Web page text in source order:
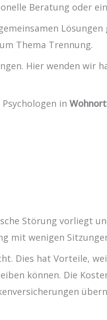
Beratung oder
Lösungen
Thema Trennung.
Hier wenden wir
Psychologen in
Störung vorliegt
mit wenigen
Dies hat Vorteile,
können. Die